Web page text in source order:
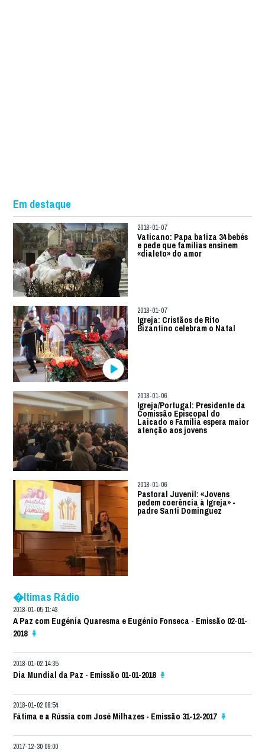
Em destaque
2018-01-07
Vaticano: Papa batiza 34 bebés
e pede que famílias ensinem
«dialeto» do amor
2018-01-07
Igreja: Cristãos de Rito
Bizantino celebram o Natal
2018-01-06
Igreja/Portugal: Presidente da
Comissão Episcopal do
Laicado e Família espera maior
atenção aos jovens
2018-01-06
Pastoral Juvenil: «Jovens
pedem coerência à Igreja» -
padre Santi Dominguez
�ltimas Rádio
2018-01-05 11:43
A Paz com Eugénia Quaresma e Eugénio Fonseca - Emissão 02-01-
2018
2018-01-02 14:35
Dia Mundial da Paz - Emissão 01-01-2018
2018-01-02 08:54
Fátima e a Rússia com José Milhazes - Emissão 31-12-2017
2017-12-30 09:00